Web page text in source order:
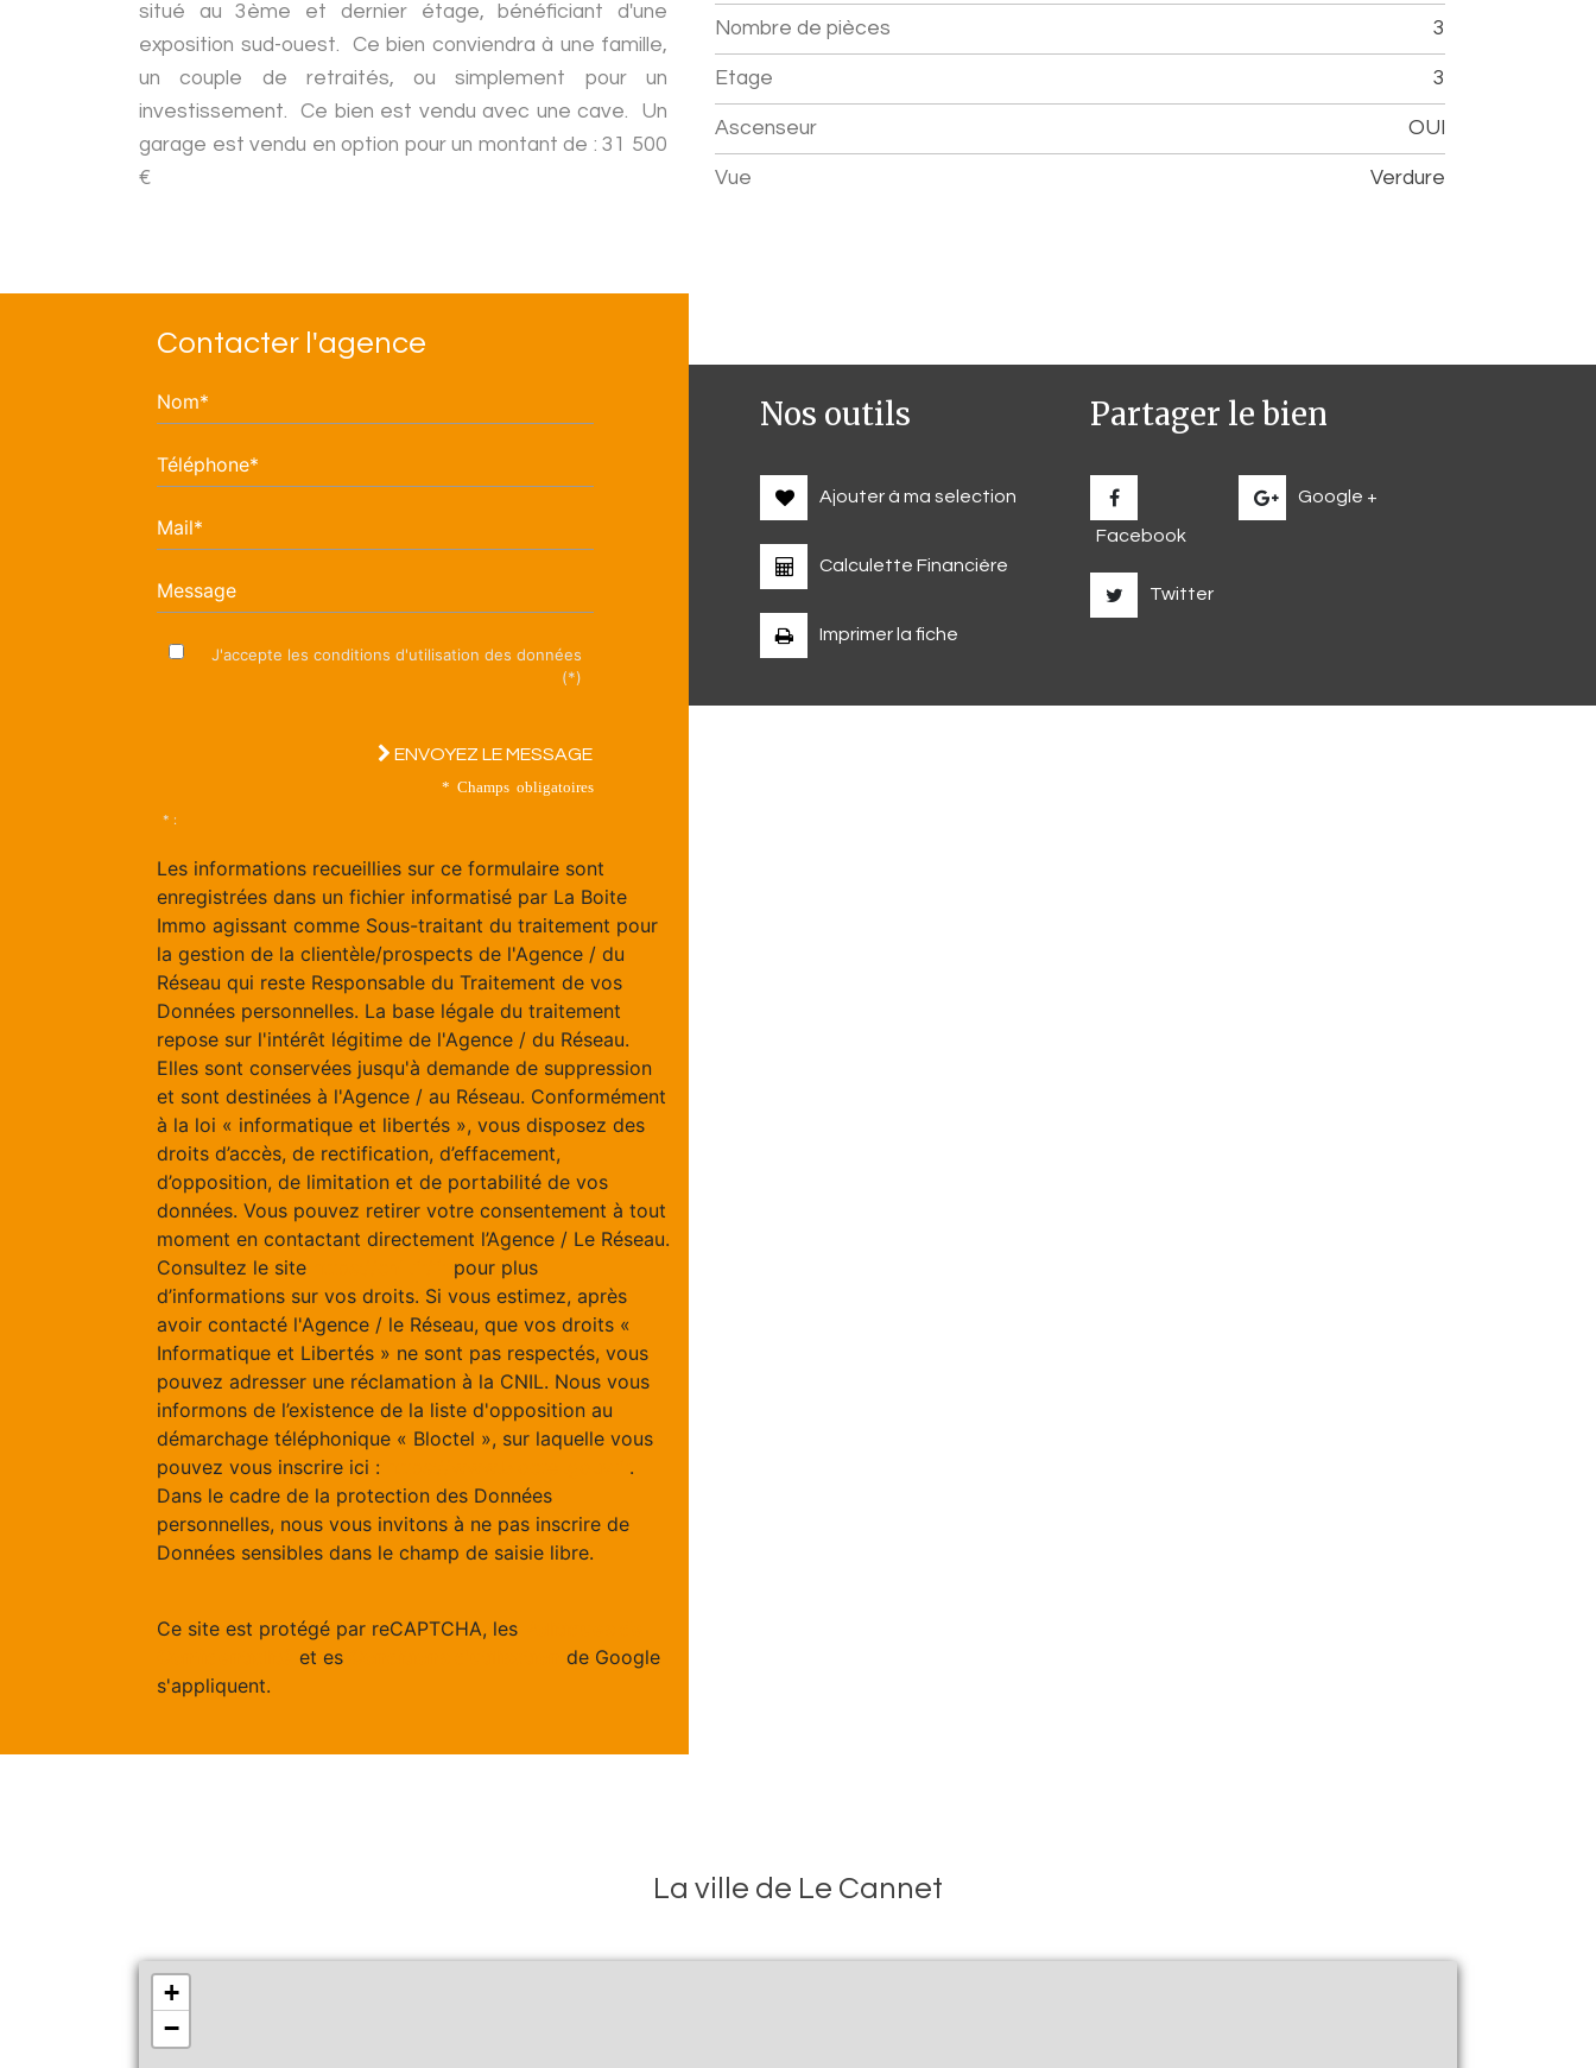
situé au 3ème et dernier étage, bénéficiant d'une
exposition sud-ouest. Ce bien conviendra à une famille,
un couple de retraités, ou simplement pour un
investissement. Ce bien est vendu avec une cave. Un
garage est vendu en option pour un montant de : 31 500
€
Nombre de pièces 3
Etage 3
Ascenseur OUI
Vue Verdure
Contacter l'agence
Nom*
Téléphone*
Mail*
Message
J'accepte les conditions d'utilisation des données
(*)
ENVOYEZ LE MESSAGE
* Champs obligatoires
* :
Les informations recueillies sur ce formulaire sont
enregistrées dans un fichier informatisé par La Boite
Immo agissant comme Sous-traitant du traitement pour
la gestion de la clientèle/prospects de l'Agence / du
Réseau qui reste Responsable du Traitement de vos
Données personnelles. La base légale du traitement
repose sur l'intérêt légitime de l'Agence / du Réseau.
Elles sont conservées jusqu'à demande de suppression
et sont destinées à l'Agence / au Réseau. Conformément
à la loi « informatique et libertés », vous disposez des
droits d’accès, de rectification, d’effacement,
d’opposition, de limitation et de portabilité de vos
données. Vous pouvez retirer votre consentement à tout
moment en contactant directement l’Agence / Le Réseau.
Consultez le site
pour plus
d’informations sur vos droits. Si vous estimez, après
avoir contacté l'Agence / le Réseau, que vos droits «
Informatique et Libertés » ne sont pas respectés, vous
pouvez adresser une réclamation à la CNIL. Nous vous
informons de l’existence de la liste d'opposition au
démarchage téléphonique « Bloctel », sur laquelle vous
pouvez vous inscrire ici :
.
Dans le cadre de la protection des Données
personnelles, nous vous invitons à ne pas inscrire de
Données sensibles dans le champ de saisie libre.
Ce site est protégé par reCAPTCHA, les
et es
de Google
s'appliquent.
Nos outils
Ajouter à ma selection
Calculette Financière
Imprimer la fiche
Partager le bien
Facebook
Google +
Twitter
La ville de Le Cannet
+
−